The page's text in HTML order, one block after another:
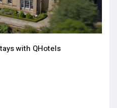
with QHotels